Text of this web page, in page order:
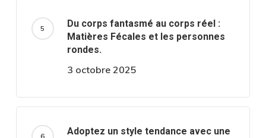
Du corps fantasmé au corps réel :
Matières Fécales et les personnes
rondes.
3 octobre 2025
Adoptez un style tendance avec une